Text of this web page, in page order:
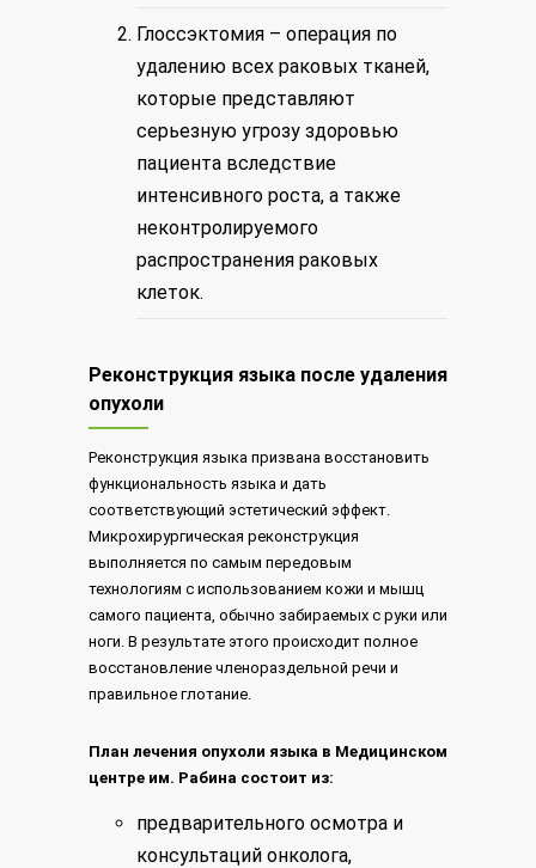
Глоссэктомия – операция по
удалению всех раковых тканей,
которые представляют
серьезную угрозу здоровью
пациента вследствие
интенсивного роста, а также
неконтролируемого
распространения раковых
клеток.
Реконструкция языка после удаления
опухоли
Реконструкция языка призвана восстановить
функциональность языка и дать
соответствующий эстетический эффект.
Микрохирургическая реконструкция
выполняется по самым передовым
технологиям с использованием кожи и мышц
самого пациента, обычно забираемых с руки или
ноги. В результате этого происходит полное
восстановление членораздельной речи и
правильное глотание.
План лечения опухоли языка в Медицинском
центре им. Рабина состоит из:
предварительного осмотра и
консультаций онколога,